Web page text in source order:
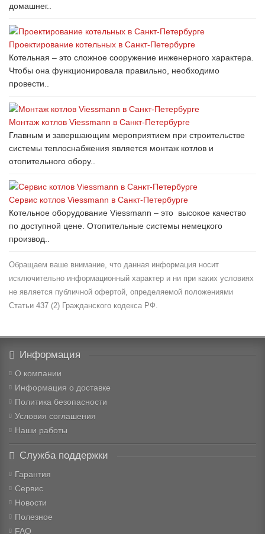
домашнег..
Проектирование котельных в Санкт-Петербурге
Котельная – это сложное сооружение инженерного характера.
Чтобы она функционировала правильно, необходимо
провести..
Монтаж котлов Viessmann в Санкт-Петербурге
Главным и завершающим мероприятием при строительстве
системы теплоснабжения является монтаж котлов и
отопительного обору..
Сервис котлов Viessmann в Санкт-Петербурге
Котельное оборудование Viessmann – это высокое качество
по доступной цене. Отопительные системы немецкого
производ..
Обращаем ваше внимание, что данная информация носит
исключительно информационный характер и ни при каких условиях
не является публичной офертой, определяемой положениями
Статьи 437 (2) Гражданского кодекса РФ.
Информация
О компании
Информация о доставке
Политика безопасности
Условия соглашения
Наши работы
Служба поддержки
Гарантия
Сервис
Новости
Полезное
FAQ